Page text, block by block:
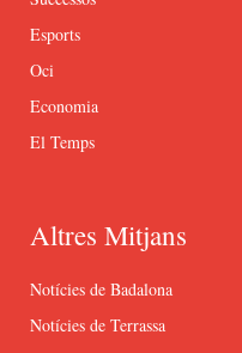
Esports
Oci
Economia
El Temps
Altres Mitjans
Notícies de Badalona
Notícies de Terrassa